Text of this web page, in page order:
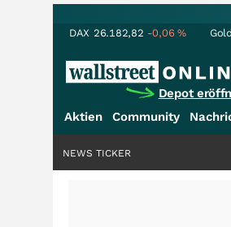
DAX 26.182,82 -0,06% Gold
Depot
Aktien Community
NEWS TICKER